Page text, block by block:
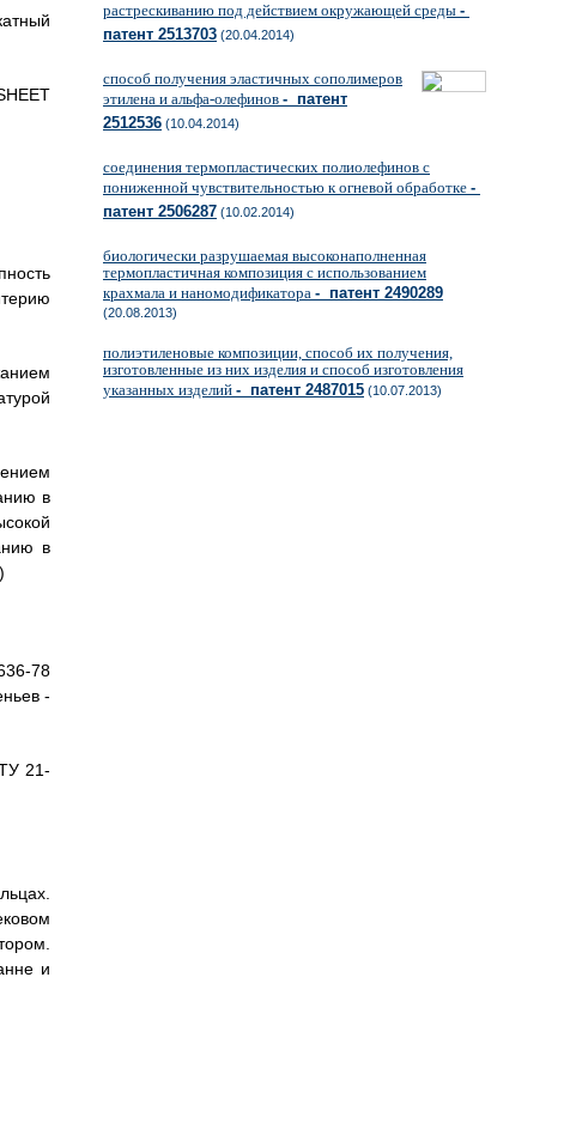
в
в
78
-
21-
и
растрескиванию под действием окружающей среды -
патент 2513703 (20.04.2014)
способ получения эластичных сополимеров
этилена и альфа-олефинов - патент
2512536 (10.04.2014)
соединения термопластических полиолефинов с
пониженной чувствительностью к огневой обработке -
патент 2506287 (10.02.2014)
биологически разрушаемая высоконаполненная
термопластичная композиция с использованием
крахмала и наномодификатора - патент 2490289
(20.08.2013)
полиэтиленовые композиции, способ их получения,
изготовленные из них изделия и способ изготовления
указанных изделий - патент 2487015 (10.07.2013)